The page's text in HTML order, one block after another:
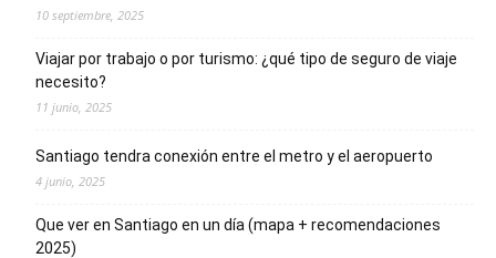
10 septiembre, 2025
Viajar por trabajo o por turismo: ¿qué tipo de seguro de viaje
necesito?
11 junio, 2025
Santiago tendra conexión entre el metro y el aeropuerto
4 junio, 2025
Que ver en Santiago en un día (mapa + recomendaciones
2025)